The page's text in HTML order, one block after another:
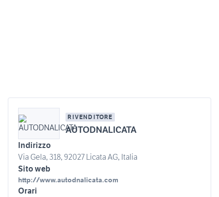
RIVENDITORE
AUTODNALICATA
Indirizzo
Via Gela, 318, 92027 Licata AG, Italia
Sito web
http://www.autodnalicata.com
Orari